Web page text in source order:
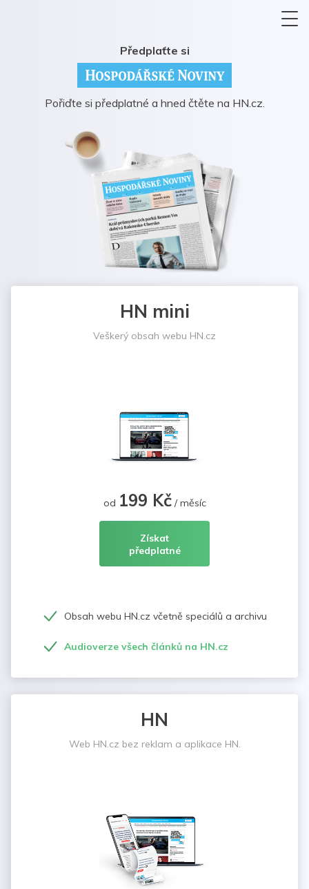
Předplaťte si
Pořiďte si předplatné a hned čtěte na HN.cz.
HN mini
Veškerý obsah webu HN.cz
od 199 Kč/ měsíc
Získat
předplatné
Obsah webu HN.cz včetně speciálů a archivu
Audioverze všech článků na HN.cz
HN
Web HN.cz bez reklam a aplikace HN.